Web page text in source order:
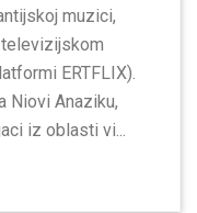
muzici,
ERTFLIX).
Niovi Anaziku,
iz oblasti vi...